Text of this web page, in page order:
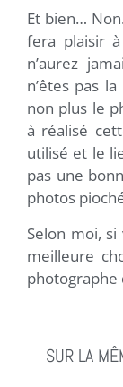
Et bien…
fera plaisir
n’aurez
n’êtes pas
non plus le
à réalisé
utilisé et le
pas une
photos
Selon moi,
meilleure
photographe
SUR LA